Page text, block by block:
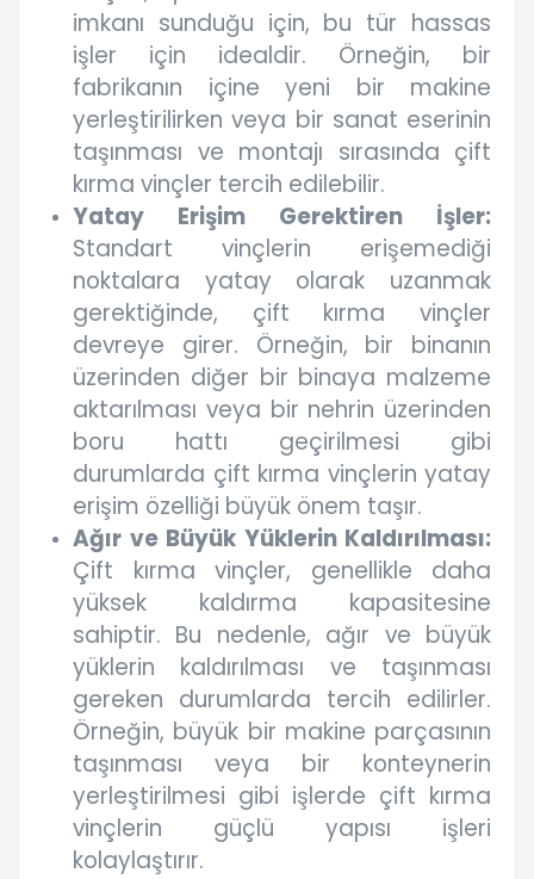
imkanı sunduğu için, bu tür hassas
işler için idealdir. Örneğin, bir
fabrikanın içine yeni bir makine
yerleştirilirken veya bir sanat eserinin
taşınması ve montajı sırasında çift
kırma vinçler tercih edilebilir.
Yatay Erişim Gerektiren İşler:
Standart vinçlerin erişemediği
noktalara yatay olarak uzanmak
gerektiğinde, çift kırma vinçler
devreye girer. Örneğin, bir binanın
üzerinden diğer bir binaya malzeme
aktarılması veya bir nehrin üzerinden
boru hattı geçirilmesi gibi
durumlarda çift kırma vinçlerin yatay
erişim özelliği büyük önem taşır.
Ağır ve Büyük Yüklerin Kaldırılması:
Çift kırma vinçler, genellikle daha
yüksek kaldırma kapasitesine
sahiptir. Bu nedenle, ağır ve büyük
yüklerin kaldırılması ve taşınması
gereken durumlarda tercih edilirler.
Örneğin, büyük bir makine parçasının
taşınması veya bir konteynerin
yerleştirilmesi gibi işlerde çift kırma
vinçlerin güçlü yapısı işleri
kolaylaştırır.